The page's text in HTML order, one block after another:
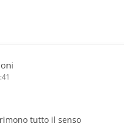
tutto il senso